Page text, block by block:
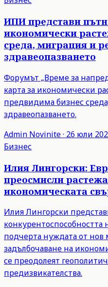
ИПИ представи
икономически
среда, миграция и
здравеопазването
Форумът „Време за
карта за икономически
предвидима бизнес
здравеопазването.
Admin Novinite· 26 юли
Бизнес
Илия Лингорски:
преосмисли
икономическата
Илия Лингорски
конкурентоспособността
подчерта нуждата от нов
задълбочаване на
се преодолеят
предизвикателства.